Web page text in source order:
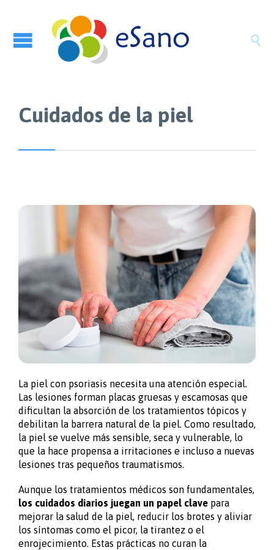

Cuidados de la piel
La piel con psoriasis necesita una atención especial.
Las lesiones forman placas gruesas y escamosas que
dificultan la absorción de los tratamientos tópicos y
debilitan la barrera natural de la piel. Como resultado,
la piel se vuelve más sensible, seca y vulnerable, lo
que la hace propensa a irritaciones e incluso a nuevas
lesiones tras pequeños traumatismos.
Aunque los tratamientos médicos son fundamentales,
los cuidados diarios juegan un papel clave para
mejorar la salud de la piel, reducir los brotes y aliviar
los síntomas como el picor, la tirantez o el
enrojecimiento. Estas prácticas no curan la